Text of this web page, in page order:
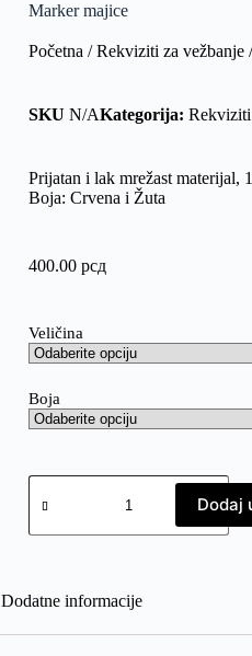
Marker majice
Početna /Rekviziti za vežbanje
SKU N/AKategorija: Rekviziti
Prijatan i lak mrežast materijal,
Boja: Crvena i Žuta
400.00 рсд
Veličina
Boja
Dodaj
Dodatne informacije